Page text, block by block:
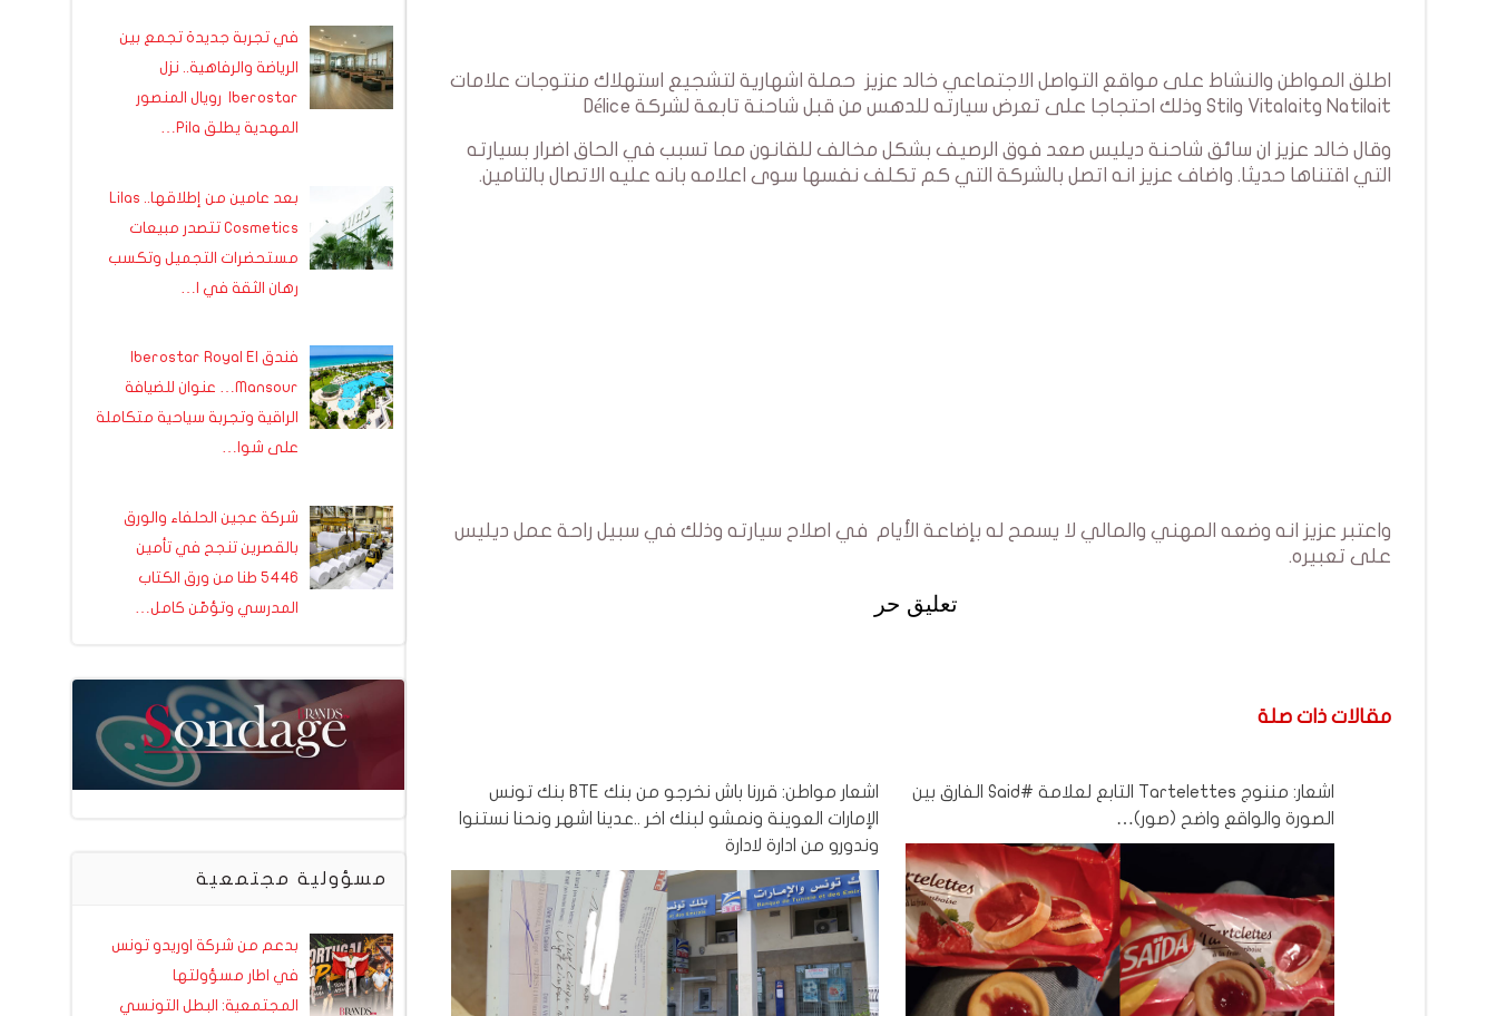
اطلق المواطن والنشاط على مواقع التواصل الاجتماعي خالد عزيز حملة اشهارية لتشجيع استهلاك منتوجات علامات
Natilait وVitalait وStil وذلك احتجاجا على تعرض سيارته للدهس من قبل شاحنة تابعة لشركة Délice
وقال خالد عزيز ان سائق شاحنة ديليس صعد فوق الرصيف بشكل مخالف للقانون مما تسبب في الحاق اضرار بسيارته
التي اقتناها حديثا. واضاف عزيز انه اتصل بالشركة التي كم تكلف نفسها سوى اعلامه بانه عليه الاتصال بالتامين.
واعتبر عزيز انه وضعه المهني والمالي لا يسمح له بإضاعة الأيام في اصلاح سيارته وذلك في سبيل راحة عمل ديليس
على تعبيره.
تعليق حر
مقالات ذات صلة
اشعار: مننوج Tartelettes التابع لعلامة #Said الفارق بين
الصورة والواقع واضح (صور)…
اشعار مواطن: قررنا باش نخرجو من بنك BTE بنك تونس
الإمارات العوينة ونمشو لبنك اخر ..عدينا اشهر ونحنا نستنوا
وندورو من ادارة لادارة
في تجربة جديدة تجمع بين
الرياضة والرفاهية.. نزل
Iberostar رويال المنصور
المهدية يطلق Pila…
بعد عامين من إطلاقها.. Lilas
Cosmetics تتصدر مبيعات
مستحضرات التجميل وتكسب
رهان الثقة في ا…
فندق Iberostar Royal El
Mansour… عنوان للضيافة
الراقية وتجربة سياحية متكاملة
على شوا…
شركة عجين الحلفاء والورق
بالقصرين تنجح في تأمين
5446 طنا من ورق الكتاب
المدرسي وتؤمّن كامل…
مسؤولية مجتمعية
بدعم من شركة اوريدو تونس
في اطار مسؤولتها
المجتمعية: البطل التونسي